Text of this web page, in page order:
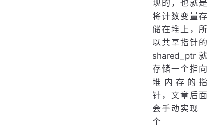
现的，也就是
将计数变量存
储在堆上，所
以共享指针的
shared_ptr 就
存储一个指向
堆内存的指
针，文章后面
会手动实现一
个